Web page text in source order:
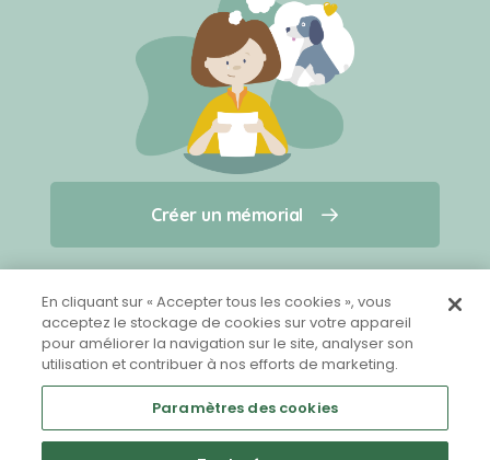
Créer un mémorial
Qui sommes-nous ?
Nous contacter
Partager sur Facebook
Créer un mémorial
En cliquant sur « Accepter tous les cookies », vous
acceptez le stockage de cookies sur votre appareil
pour améliorer la navigation sur le site, analyser son
utilisation et contribuer à nos efforts de marketing.
Paramètres des cookies